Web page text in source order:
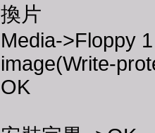
換片
Media->Floppy
image(Write-
OK